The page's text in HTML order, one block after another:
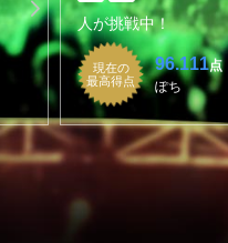
人が挑戦中！
現在の
最高得点
96.111点
ぽち